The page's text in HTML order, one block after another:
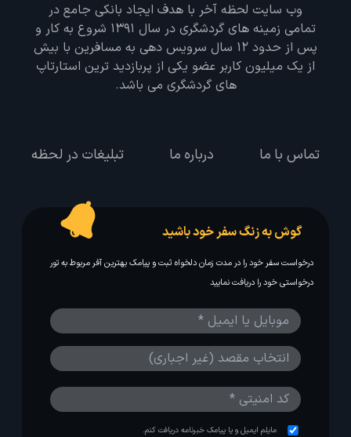
وب سایت لحظه آخر با هدف ایجاد بانکی جامع در
تمامی زمینه های گردشگری در سال 1391 شروع به کار و
پس از حدود 12 سال سرویس دهی به مسافرین با بیش
از یک میلیون کاربر عضو یکی از پربازدید ترین استارتاپ
های گردشگری می باشد.
تماس با ما درباره ما تبلیغات در لحظه
گوش به زنگ سفر خود باشید
درخواست سفر خود را در مدت زمان دلخواه ثبت و پیامک بهترین آفر مربوط به تور
درخواستی خود را دریافت نمایید
مایلم ایمیل و یا پیامک خبرنامه دریافت کنم.